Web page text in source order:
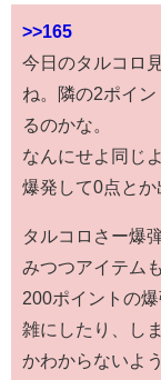
>>165
今日のタルコロ
ね。隣の2ポイ
るのかな。
なんにせよ同じ
爆発して0点とか
タルコロさー爆
みつつアイテム
200ポイントの
雑にしたり、し
かわからないよ